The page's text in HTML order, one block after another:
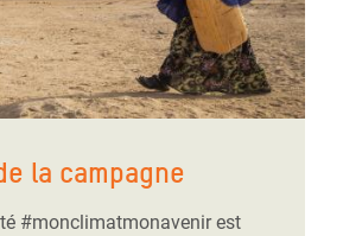
la campagne
#monclimatmonavenir est